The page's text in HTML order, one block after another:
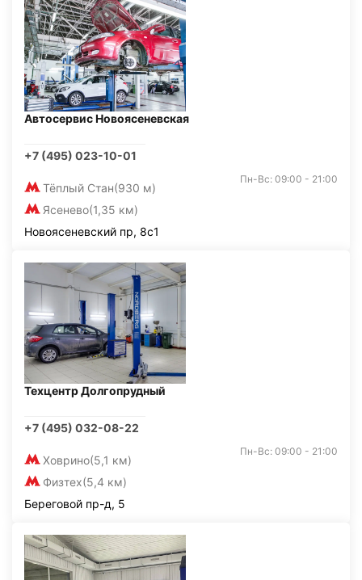
Автосервис Новоясеневская
+7 (495) 023-10-01
Тёплый Стан(930 м)
Ясенево(1,35 км)
Пн-Вс: 09:00 - 21:00
Новоясеневский пр, 8с1
Техцентр Долгопрудный
+7 (495) 032-08-22
Ховрино(5,1 км)
Физтех(5,4 км)
Пн-Вс: 09:00 - 21:00
Береговой пр-д, 5